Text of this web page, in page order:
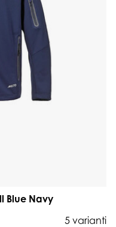
Blue Navy
5 varianti